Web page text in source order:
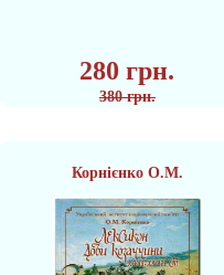
280 грн.
380 грн.
Корнієнко О.М.